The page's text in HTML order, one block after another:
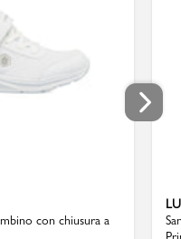
con chiusura a